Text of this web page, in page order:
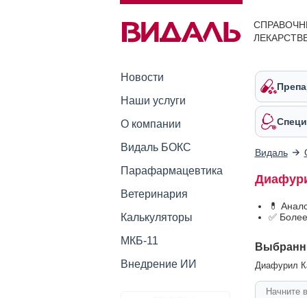
Новости
Наши услуги
О компании
Видаль БОКС
Парафармацевтика
Ветеринария
Калькуляторы
МКБ-11
Внедрение ИИ
Видаль
💊
✅
Диафурил